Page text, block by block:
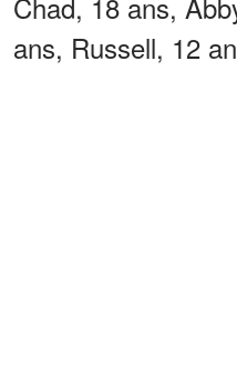
ans, Russell, 12